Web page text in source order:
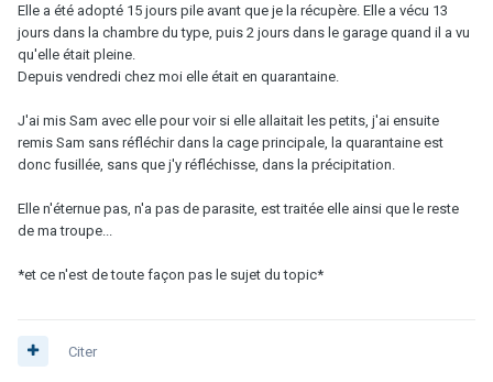
Elle a été adopté 15 jours pile avant que je la récupère. Elle a vécu 13
jours dans la chambre du type, puis 2 jours dans le garage quand il a vu
qu'elle était pleine.
Depuis vendredi chez moi elle était en quarantaine.
J'ai mis Sam avec elle pour voir si elle allaitait les petits, j'ai ensuite
remis Sam sans réfléchir dans la cage principale, la quarantaine est
donc fusillée, sans que j'y réfléchisse, dans la précipitation.
Elle n'éternue pas, n'a pas de parasite, est traitée elle ainsi que le reste
de ma troupe...
*et ce n'est de toute façon pas le sujet du topic*
Citer